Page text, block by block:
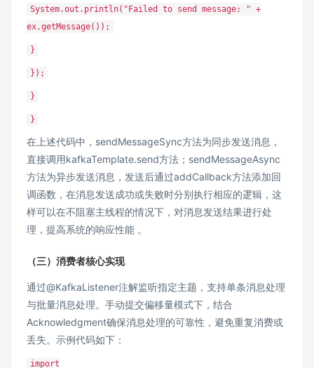
System.out.println("Failed to send message: " +
ex.getMessage());
}
});
}
}
在上述代码中，sendMessageSync方法为同步发送消息，
直接调用kafkaTemplate.send方法；sendMessageAsync
方法为异步发送消息，发送后通过addCallback方法添加回
调函数，在消息发送成功或失败时分别执行相应的逻辑，这
样可以在不阻塞主线程的情况下，对消息发送结果进行处
理，提高系统的响应性能 。
（三）消费者核心实现
通过@KafkaListener注解监听指定主题，支持单条消息处理
与批量消息处理。手动提交偏移量模式下，结合
Acknowledgment确保消息处理的可靠性，避免重复消费或
丢失。示例代码如下：
import